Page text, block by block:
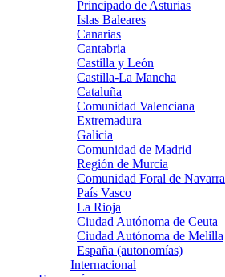
Principado de Asturias
Islas Baleares
Canarias
Cantabria
Castilla y León
Castilla-La Mancha
Cataluña
Comunidad Valenciana
Extremadura
Galicia
Comunidad de Madrid
Región de Murcia
Comunidad Foral de Navarra
País Vasco
La Rioja
Ciudad Autónoma de Ceuta
Ciudad Autónoma de Melilla
España (autonomías)
Internacional